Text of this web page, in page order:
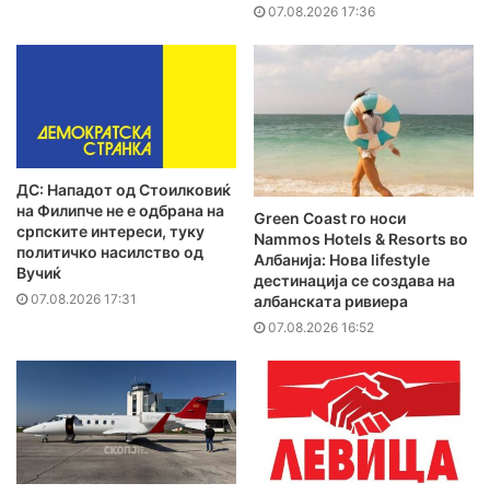
07.08.2026 17:36
ДС: Нападот од Стоилковиќ
на Филипче не е одбрана на
српските интереси, туку
политичко насилство од
Вучиќ
07.08.2026 17:31
Green Coast го носи
Nammos Hotels & Resorts во
Албанија: Нова lifestyle
дестинација се создава на
албанската ривиера
07.08.2026 16:52